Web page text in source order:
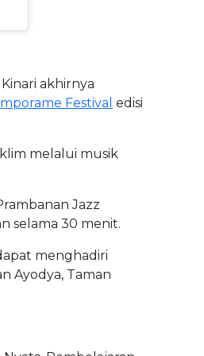
akhirnya
Festival edisi
melalui musik
Jazz
selama 30 menit.
menghadiri
Ayodya, Taman